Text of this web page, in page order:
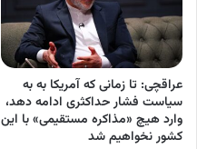
عراقچی: تا زمانی که آمریکا به به
سیاست فشار حداکثری ادامه دهد،
وارد هیچ «مذاکره مستقیمی» با این
کشور نخواهیم شد